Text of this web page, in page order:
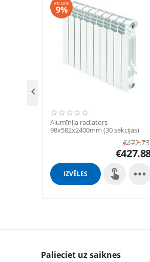
ATLAIDE
9%
Alumīnija radiators
98x582x2400mm (30 sekcijas)
€472.73
€
IZVĒLES 

Palieciet uz saiknes